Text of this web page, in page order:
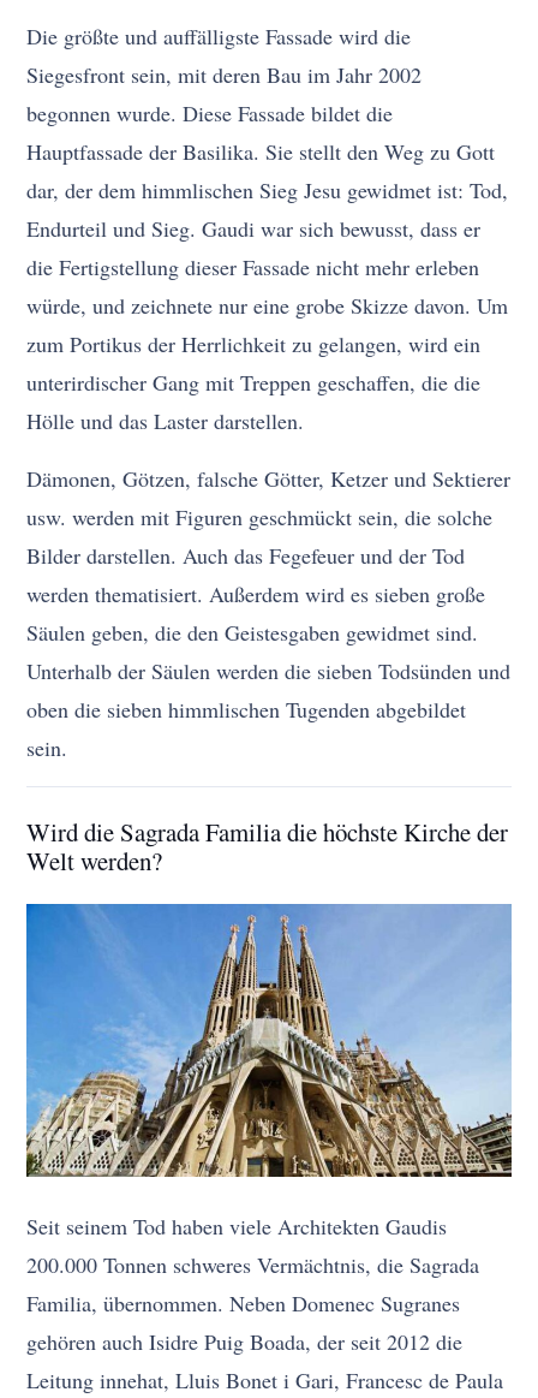
Die größte und auffälligste Fassade wird die
Siegesfront sein, mit deren Bau im Jahr 2002
begonnen wurde. Diese Fassade bildet die
Hauptfassade der Basilika. Sie stellt den Weg zu Gott
dar, der dem himmlischen Sieg Jesu gewidmet ist: Tod,
Endurteil und Sieg. Gaudi war sich bewusst, dass er
die Fertigstellung dieser Fassade nicht mehr erleben
würde, und zeichnete nur eine grobe Skizze davon. Um
zum Portikus der Herrlichkeit zu gelangen, wird ein
unterirdischer Gang mit Treppen geschaffen, die die
Hölle und das Laster darstellen.
Dämonen, Götzen, falsche Götter, Ketzer und Sektierer
usw. werden mit Figuren geschmückt sein, die solche
Bilder darstellen. Auch das Fegefeuer und der Tod
werden thematisiert. Außerdem wird es sieben große
Säulen geben, die den Geistesgaben gewidmet sind.
Unterhalb der Säulen werden die sieben Todsünden und
oben die sieben himmlischen Tugenden abgebildet
sein.
Wird die Sagrada Familia die höchste Kirche der
Welt werden?
Seit seinem Tod haben viele Architekten Gaudis
200.000 Tonnen schweres Vermächtnis, die Sagrada
Familia, übernommen. Neben Domenec Sugranes
gehören auch Isidre Puig Boada, der seit 2012 die
Leitung innehat, Lluis Bonet i Gari, Francesc de Paula